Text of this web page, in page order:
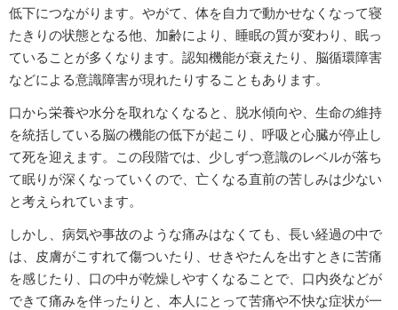
低下につながります。やがて、体を自力で動かせなくなって寝
たきりの状態となる他、加齢により、睡眠の質が変わり、眠っ
ていることが多くなります。認知機能が衰えたり、脳循環障害
などによる意識障害が現れたりすることもあります。
口から栄養や水分を取れなくなると、脱水傾向や、生命の維持
を統括している脳の機能の低下が起こり、呼吸と心臓が停止し
て死を迎えます。この段階では、少しずつ意識のレベルが落ち
て眠りが深くなっていくので、亡くなる直前の苦しみは少ない
と考えられています。
しかし、病気や事故のような痛みはなくても、長い経過の中で
は、皮膚がこすれて傷ついたり、せきやたんを出すときに苦痛
を感じたり、口の中が乾燥しやすくなることで、口内炎などが
できて痛みを伴ったりと、本人にとって苦痛や不快な症状が一